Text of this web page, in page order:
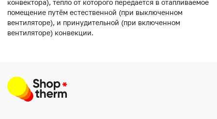
конвектора), тепло от которого передается в отапливаемое
помещение путём естественной (при выключенном
вентиляторе), и принудительной (при включенном
вентиляторе) конвекции.